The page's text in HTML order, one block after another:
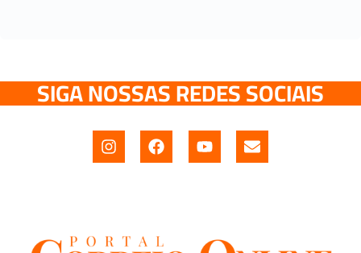
SIGA NOSSAS REDES SOCIAIS